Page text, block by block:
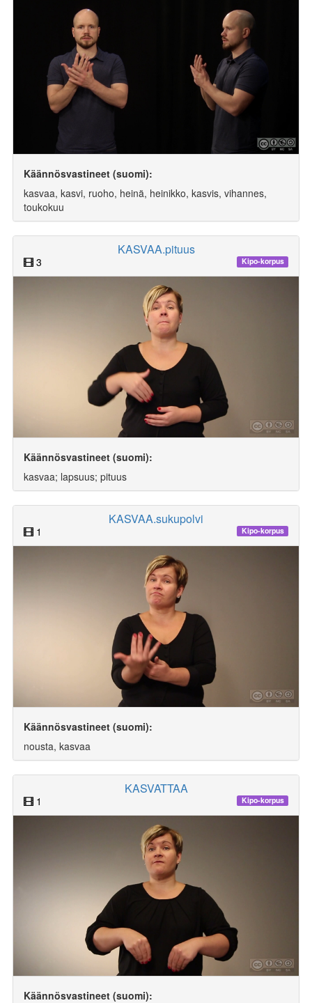
Käännösvastineet (suomi):
kasvaa, kasvi, ruoho, heinä, heinikko, kasvis, vihannes,
toukokuu
KASVAA.pituus
3 Kipo-korpus
Käännösvastineet (suomi):
kasvaa; lapsuus; pituus
KASVAA.sukupolvi
1 Kipo-korpus
Käännösvastineet (suomi):
nousta, kasvaa
KASVATTAA
1 Kipo-korpus
Käännösvastineet (suomi):